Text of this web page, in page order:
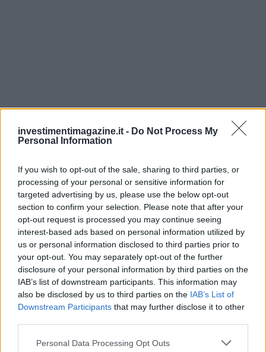
investimentimagazine.it - Do Not Process My
Personal Information
If you wish to opt-out of the sale, sharing to third parties, or
processing of your personal or sensitive information for
targeted advertising by us, please use the below opt-out
section to confirm your selection. Please note that after your
opt-out request is processed you may continue seeing
interest-based ads based on personal information utilized by
us or personal information disclosed to third parties prior to
your opt-out. You may separately opt-out of the further
disclosure of your personal information by third parties on the
IAB’s list of downstream participants. This information may
also be disclosed by us to third parties on the IAB’s List of
Downstream Participants that may further disclose it to other
Please note that this website/app uses one or more Google
Personal Data Processing Opt Outs
Continua a leggere
CRIPTOVALUTE